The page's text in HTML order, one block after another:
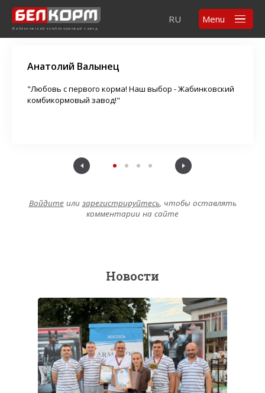
Жабинковский комбикормовый завод
RU Menu
Элемент не найден!
Комментарии
Анатолий Валынец
"Любовь с первого корма! Наш выбор - Жабинковский
комбикормовый завод!"
Войдитеили зарегистрируйтесь, чтобы оставлять
комментарии на сайте
Новости